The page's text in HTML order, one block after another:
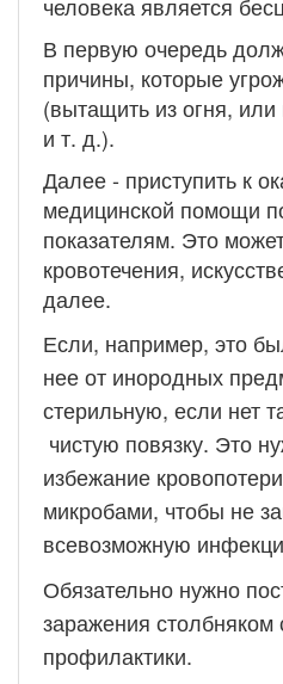
человека является
В первую очередь
причины, которые
(вытащить из огня,
и т. д.).
Далее - приступить к
медицинской помощи
показателям. Это
кровотечения,
далее.
Если, например, это
нее от инородных
стерильную, если нет
чистую повязку. Это
избежание
микробами, чтобы не
всевозможную
Обязательно нужно
заражения столбняком
профилактики.